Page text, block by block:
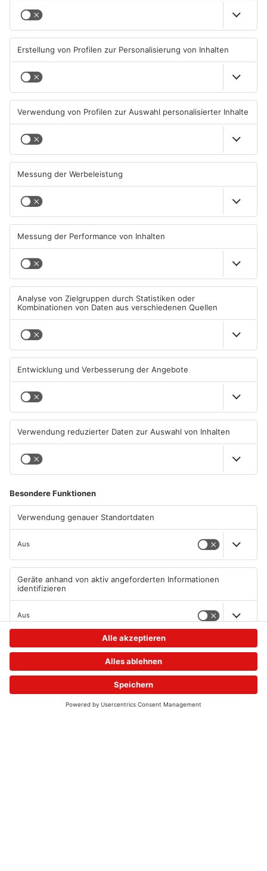
TOPNEWS
Ferienende: ADAC erwartet
Stau-Wochenende im
Primaveraland
08.08.2026, 09:39 UHR IN
PRIMAVERALAND
Beobachtungsflüge im
Primaveraland wegen
Waldbrandgefahr
PRIMAVERALAND
Müll wird in Kreisen
PRIMAVERALAND
Schwimmbäder im
06.08.2026, 06:37 UHR IN
PRIMAVERALAND